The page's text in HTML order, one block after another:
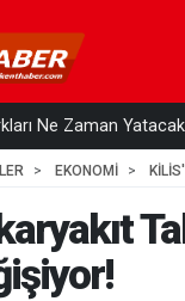
Ne Zaman
EKONOMİ